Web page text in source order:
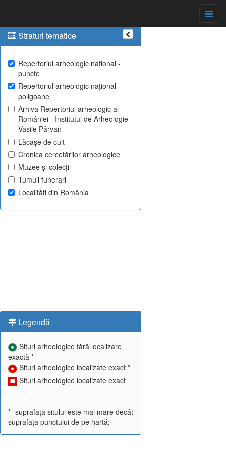
Straturi tematice
Repertoriul arheologic național -
puncte
Repertoriul arheologic național -
poligoane
Arhiva Repertoriul arheologic al
României - Institutul de Arheologie
Vasile Pârvan
Lăcașe de cult
Cronica cercetărilor arheologice
Muzee și colecții
Tumuli funerari
Localități din România
Legendă
Situri arheologice fără localizare
exactă *
Situri arheologice localizate exact *
Situri arheologice localizate exact
*- suprafața sitului este mai mare decât
suprafața punctului de pe hartă;